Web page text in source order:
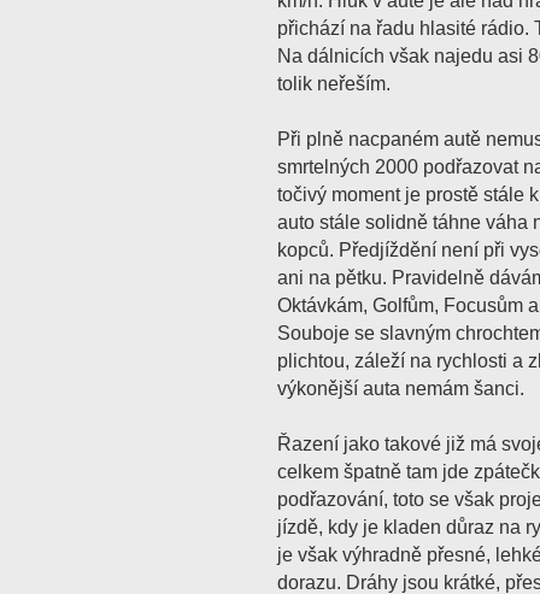
přichází na řadu hlasité rádio.
Na dálnicích však najedu asi
tolik neřeším.
Při plně nacpaném autě
smrtelných 2000 podřazovat
točivý moment je prostě stále
auto stále solidně táhne váha
kopců. Předjíždění není při
ani na pětku. Pravidelně
Oktávkám, Golfům, Focusům
Souboje se slavným
plichtou, záleží na rychlosti a
výkonější auta nemám šanci.
Řazení jako takové již má
celkem špatně tam jde
podřazování, toto se však
jízdě, kdy je kladen důraz na
je však výhradně přesné,
dorazu. Dráhy jsou krátké,